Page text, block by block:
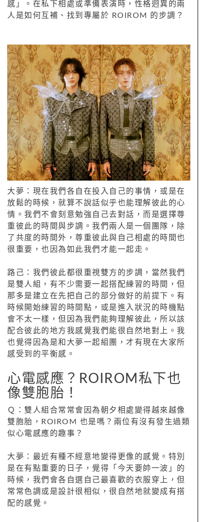
感」。在私下相處或準備表演時，性格迥異的兩
人是如何互補、找到專屬於 ROIROM 的步調？
大夢：現在我們各自在投入自己的事情，或是在
放鬆的時候，就算不說話似乎也能理解彼此的心
情。我們不會刻意勉強自己去對話，而是選擇尊
重彼此的時間與步調。我們兩人是一個團隊，除
了共度的時間外，尊重彼此與自己相處的時間也
很重要，也因為如此我們才能一起走。
路己：我們彼此都很重視雙方的步調，當然我們
是雙人組，有不少需要一起搭配練習的時間，但
那多是建立在先把自己的部分做好的前提下。有
時候開始練習的時間點，或是進入狀況的時機點
會不太一樣，但因為我們能夠理解彼此，所以該
配合彼此的地方我感覺我們能很自然地對上。我
也覺得因為是和大夢一起組團，才有現在大家所
感受到的平衡感。
心電感應？ROIROM私下也
像雙胞胎！
Ｑ：雙人組合常常會因為朝夕相處變得越來越像
雙胞胎，ROIROM 也是嗎？兩位有沒有發生過類
似心電感應的趣事？
大夢：最近有種不經意地變得更像的感覺。特別
是在有點重要的日子，覺得「今天要帥一波」的
時候，我們會各自選自己最喜歡的衣服穿上，但
常常色調或是設計很相似，很自然地就變成有搭
配的感覺。